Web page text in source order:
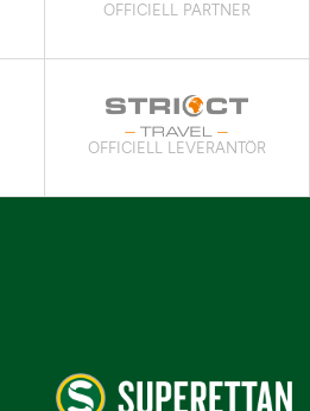
OFFICIELL PARTNER
OFFICIELL LEVERANTÖR